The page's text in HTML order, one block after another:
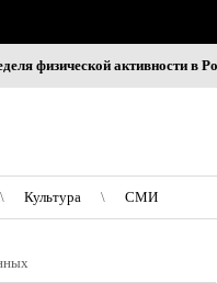
активности в России
Культура СМИ